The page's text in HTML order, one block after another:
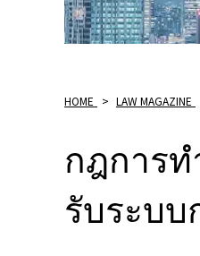
HOME > LAW MAGAZINE
กฎการ
รับระบ